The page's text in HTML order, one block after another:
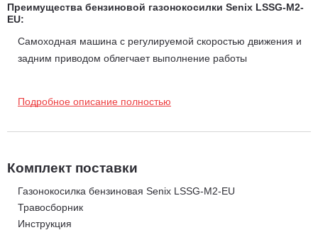
Преимущества бензиновой газонокосилки Senix LSSG-M2-
EU:
Самоходная машина с регулируемой скоростью движения и
задним приводом облегчает выполнение работы
скошенной травы
регулировки высоты скашивания позволяет регулировать
высоту скашивания травы в диапазоне от 30 до 80 мм.
Двигатель Honda объемом 145 куб.см. обеспечивает
Подробное описание полностью
Комплект поставки
Газонокосилка бензиновая Senix LSSG-M2-EU
Травосборник
Инструкция